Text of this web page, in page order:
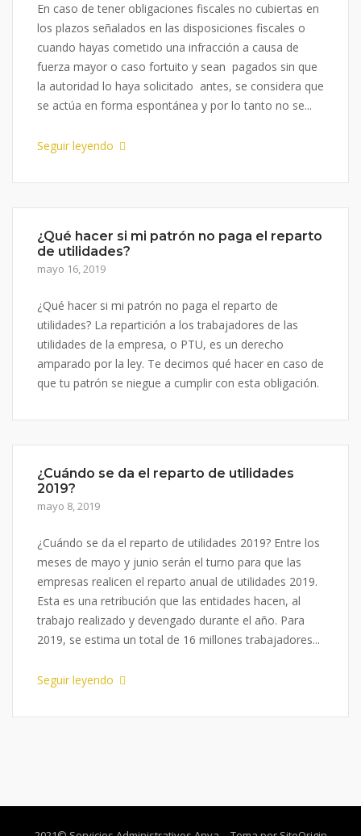
En caso de tener obligaciones fiscales no cubiertas en
los plazos señalados en las disposiciones fiscales o
cuando hayas cometido una infracción a causa de
fuerza mayor o caso fortuito y sean pagados sin que
la autoridad lo haya solicitado antes, se considera que
se actúa en forma espontánea y por lo tanto no se...
Seguir leyendo
¿Qué hacer si mi patrón no paga el reparto
de utilidades?
mayo 16, 2019
¿Qué hacer si mi patrón no paga el reparto de
utilidades? La repartición a los trabajadores de las
utilidades de la empresa, o PTU, es un derecho
amparado por la ley. Te decimos qué hacer en caso de
que tu patrón se niegue a cumplir con esta obligación.
¿Cuándo se da el reparto de utilidades
2019?
mayo 8, 2019
¿Cuándo se da el reparto de utilidades 2019? Entre los
meses de mayo y junio serán el turno para que las
empresas realicen el reparto anual de utilidades 2019.
Esta es una retribución que las entidades hacen, al
trabajo realizado y devengado durante el año. Para
2019, se estima un total de 16 millones trabajadores...
Seguir leyendo